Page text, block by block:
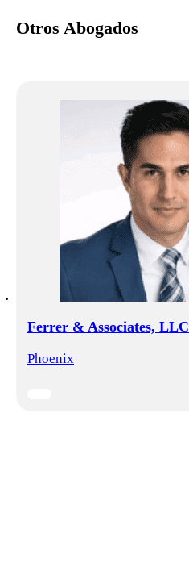
Otros Abogados
Ferrer & Associates, LLC
Phoenix